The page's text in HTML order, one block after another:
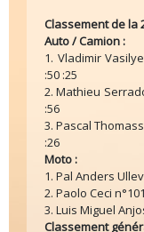
Classement de la
Auto / Camion :
1. Vladimir
:50 :25
2. Mathieu
:56
3. Pascal
:26
Moto :
1. Pal Anders
2. Paolo Ceci
3. Luis Miguel
Classement